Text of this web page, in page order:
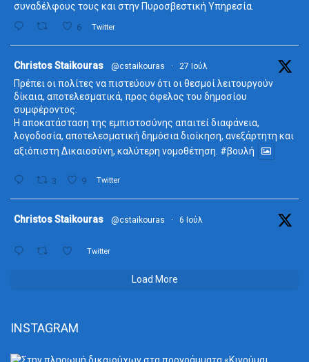
συναδέλφους τους και στην Πυροσβεστική Υπηρεσία.
6 Twitter
Christos Staikouras @cstaikouras · 27 Ιούλ
Πρέπει οι πολίτες να πιστεύουν ότι οι θεσμοί λειτουργούν
δίκαια, αποτελεσματικά, προς όφελος του δημοσίου
συμφέροντος.
Η αποκατάσταση της εμπιστοσύνης απαιτεί διαφάνεια,
λογοδοσία, αποτελεσματική δημόσια διοίκηση, ανεξάρτητη και
αξιόπιστη Δικαιοσύνη, καλύτερη νομοθέτηση. #βουλή
3 9 Twitter
Christos Staikouras @cstaikouras · 6 Ιούλ
Twitter
Load More
INSTAGRAM